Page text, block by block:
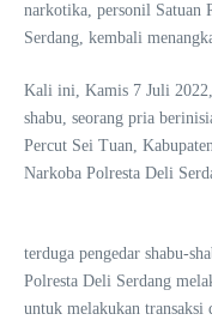
narkotika, personil Satuan
Serdang, kembali
Kali ini, Kamis 7 Juli
shabu, seorang pria
Percut Sei Tuan,
Narkoba Polresta Deli
terduga pengedar shabu-
Polresta Deli Serdang
untuk melakukan transaksi